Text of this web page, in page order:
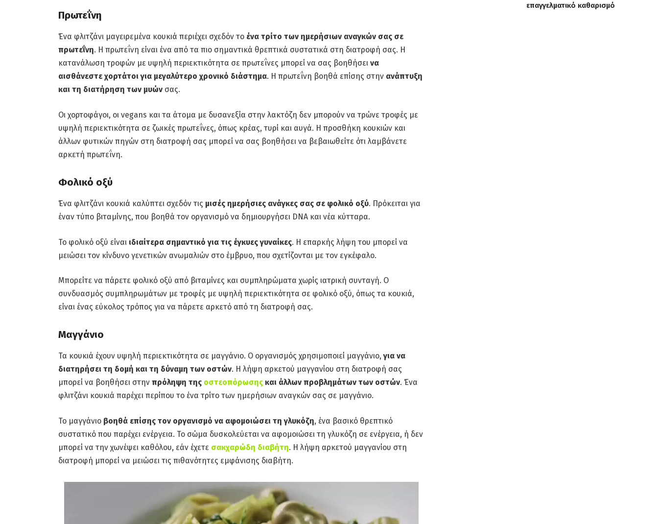
Πρωτεΐνη
Ένα φλιτζάνι μαγειρεμένα κουκιά περιέχει σχεδόν το ένα τρίτο των ημερήσιων αναγκών σας σε
πρωτεΐνη. Η πρωτεΐνη είναι ένα από τα πιο σημαντικά θρεπτικά συστατικά στη διατροφή σας. Η
κατανάλωση τροφών με υψηλή περιεκτικότητα σε πρωτεΐνες μπορεί να σας βοηθήσει να
αισθάνεστε χορτάτοι για μεγαλύτερο χρονικό διάστημα. Η πρωτεΐνη βοηθά επίσης στην ανάπτυξη
και τη διατήρηση των μυώνσας.
Οι χορτοφάγοι, οι vegans και τα άτομα με δυσανεξία στην λακτόζη δεν μπορούν να τρώνε τροφές με
υψηλή περιεκτικότητα σε ζωικές πρωτεΐνες, όπως κρέας, τυρί και αυγά. Η προσθήκη κουκιών και
άλλων φυτικών πηγών στη διατροφή σας μπορεί να σας βοηθήσει να βεβαιωθείτε ότι λαμβάνετε
αρκετή πρωτεΐνη.
Φολικό οξύ
Ένα φλιτζάνι κουκιά καλύπτει σχεδόν τις μισές ημερήσιες ανάγκες σας σε φολικό οξύ. Πρόκειται για
έναν τύπο βιταμίνης, που βοηθά τον οργανισμό να δημιουργήσει DNA και νέα κύτταρα.
Το φολικό οξύ είναι ιδιαίτερα σημαντικό για τις έγκυες γυναίκες. Η επαρκής λήψη του μπορεί να
μειώσει τον κίνδυνο γενετικών ανωμαλιών στο έμβρυο, που σχετίζονται με τον εγκέφαλο.
Μπορείτε να πάρετε φολικό οξύ από βιταμίνες και συμπληρώματα χωρίς ιατρική συνταγή. Ο
συνδυασμός συμπληρωμάτων με τροφές με υψηλή περιεκτικότητα σε φολικό οξύ, όπως τα κουκιά,
είναι ένας εύκολος τρόπος για να πάρετε αρκετό από τη διατροφή σας.
Μαγγάνιο
Τα κουκιά έχουν υψηλή περιεκτικότητα σε μαγγάνιο. Ο οργανισμός χρησιμοποιεί μαγγάνιο,για να
διατηρήσει τη δομή και τη δύναμη των οστών. Η λήψη αρκετού μαγγανίου στη διατροφή σας
μπορεί να βοηθήσει στην πρόληψη της οστεοπόρωσηςκαι άλλων προβλημάτων των οστών. Ένα
φλιτζάνι κουκιά παρέχει περίπου το ένα τρίτο των ημερήσιων αναγκών σας σε μαγγάνιο.
Το μαγγάνιο βοηθά επίσης τον οργανισμό να αφομοιώσει τη γλυκόζη, ένα βασικό θρεπτικό
συστατικό που παρέχει ενέργεια. Το σώμα δυσκολεύεται να αφομοιώσει τη γλυκόζη σε ενέργεια, ή δεν
μπορεί να την χωνέψει καθόλου, εάν έχετε σακχαρώδη διαβήτη. Η λήψη αρκετού μαγγανίου στη
διατροφή μπορεί να μειώσει τις πιθανότητες εμφάνισης διαβήτη.
επαγγελματικό καθαρισμό